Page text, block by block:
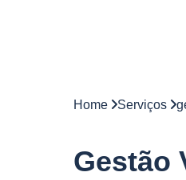
Home Serviços
Gestão